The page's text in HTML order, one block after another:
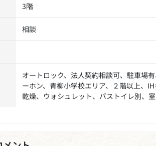
3階
相談
オートロック、法人契約相談可、駐車場
ーホン、青柳小学校エリア、２階以上、
乾燥、ウォシュレット、バストイレ別、